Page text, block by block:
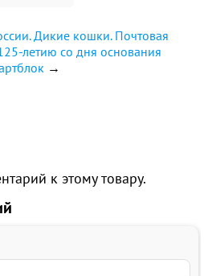
Дикие кошки. Почтовая
летию со дня основания
→
к этому товару.